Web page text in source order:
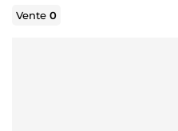
Vente0